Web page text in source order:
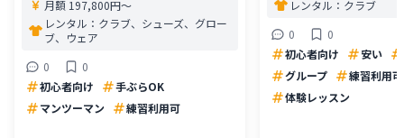
月額 197,800円〜
レンタル： クラブ、シューズ、グロー
ブ、ウェア
0
0
初心者向け
手ぶらOK
マンツーマン
練習利用可
レンタル： クラブ
0
0
初心者向け
安い
グループ
練習利用可
体験レッスン